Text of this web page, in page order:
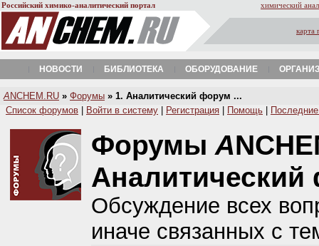
Российский химико-аналитический портал химический
карта
НОВОСТИ БИБЛИОТЕКА ОБОРУДОВАНИЕ
A NCHEM.RU » Форумы » 1. Аналитический форум ...
Список форумов
Войти в систему Регистрация Помощь
Форумы A
Обсуждение всех
иначе связанных с